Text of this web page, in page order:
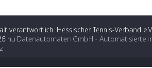
verantwortlich: Hessischer Tennis-Verband
nu Datenautomaten GmbH - Automatisierte